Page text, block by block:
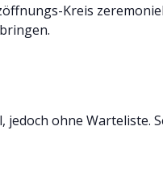
Kreis
jedoch ohne Warteliste.